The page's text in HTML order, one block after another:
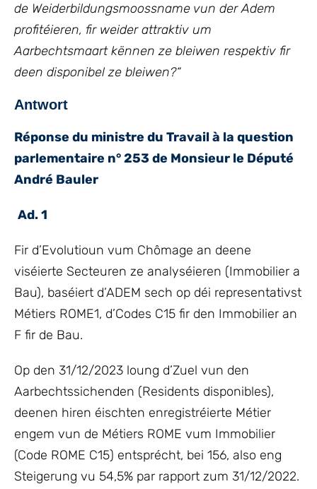
de Weiderbildungsmoossname vun der Adem
profitéieren, fir weider attraktiv um
Aarbechtsmaart kënnen ze bleiwen respektiv fir
deen disponibel ze bleiwen?“
Antwort
Réponse du ministre du Travail à la question
parlementaire n° 253 de Monsieur le Député
André Bauler
Ad. 1
Fir d’Evolutioun vum Chômage an deene
viséierte Secteuren ze analyséieren (Immobilier a
Bau), baséiert d’ADEM sech op déi representativst
Métiers ROME1, d’Codes C15 fir den Immobilier an
F fir de Bau.
Op den 31/12/2023 loung d’Zuel vun den
Aarbechtssichenden (Residents disponibles),
deenen hiren éischten enregistréierte Métier
engem vun de Métiers ROME vum Immobilier
(Code ROME C15) entsprécht, bei 156, also eng
Steigerung vu 54,5% par rapport zum 31/12/2022.